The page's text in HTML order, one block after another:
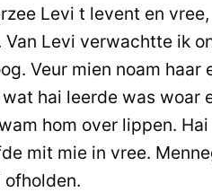
Levi t levent en
Van Levi verwachtte ik
Veur mien noam haar
wat hai leerde was woar
hom over lippen.
mit mie in vree.
ofholden.